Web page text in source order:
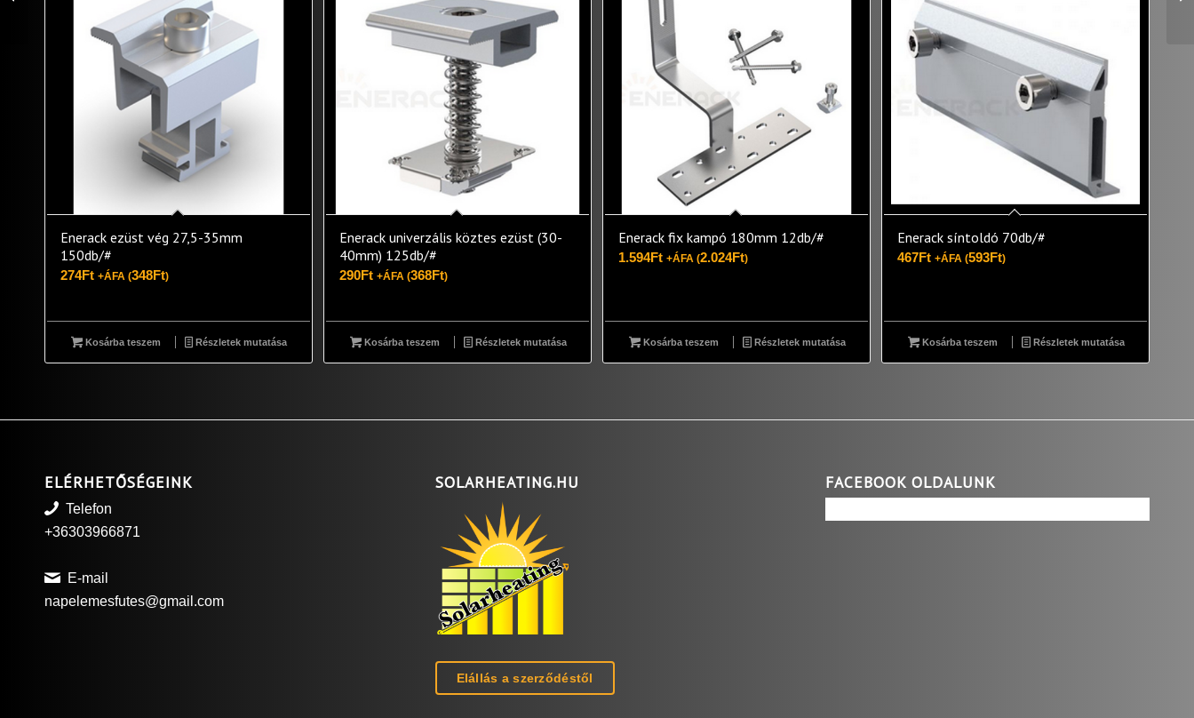
Enerack ezüst vég 27,5-35mm
150db/#
274Ft +ÁFA (348Ft)
Kosárba teszem Részletek mutatása
Enerack univerzális köztes ezüst (30-
40mm) 125db/#
290Ft +ÁFA (368Ft)
Kosárba teszem Részletek mutatása
Enerack fix kampó 180mm 12db/#
1.594Ft +ÁFA (2.024Ft)
Kosárba teszem Részletek mutatása
Enerack síntoldó 70db/#
467Ft +ÁFA (593Ft)
Kosárba teszem Részletek mutatása
ELÉRHETŐSÉGEINK
Telefon
+36303966871
E-mail
napelemesfutes@gmail.com
SOLARHEATING.HU
Elállás a szerződéstől
FACEBOOK OLDALUNK
black (37db/raklap)